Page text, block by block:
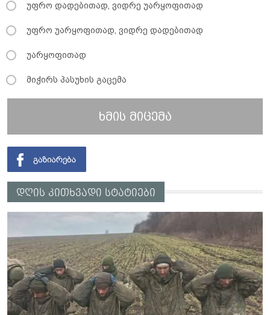
უფრო დადებითად, ვიდრე უარყოფითად
უფრო უარყოფითად, ვიდრე დადებითად
უარყოფითად
მიჭირს პასუხის გაცემა
ხმის მიცემა
დღის კითხვადი სტატიები